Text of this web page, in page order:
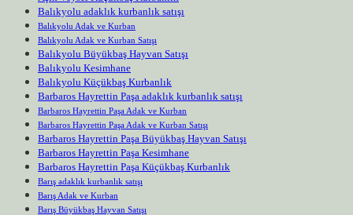
Balıkyolu adaklık kurbanlık satışı
Balıkyolu Adak ve Kurban
Balıkyolu Adak ve Kurban Satışı
Balıkyolu Büyükbaş Hayvan Satışı
Balıkyolu Kesimhane
Balıkyolu Küçükbaş Kurbanlık
Barbaros Hayrettin Paşa adaklık kurbanlık satışı
Barbaros Hayrettin Paşa Adak ve Kurban
Barbaros Hayrettin Paşa Adak ve Kurban Satışı
Barbaros Hayrettin Paşa Büyükbaş Hayvan Satışı
Barbaros Hayrettin Paşa Kesimhane
Barbaros Hayrettin Paşa Küçükbaş Kurbanlık
Barış adaklık kurbanlık satışı
Barış Adak ve Kurban
Barış Büyükbaş Hayvan Satışı